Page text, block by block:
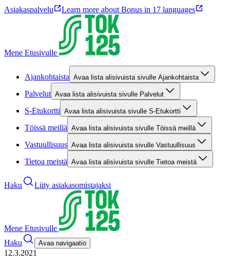
Asiakaspalvelu Learn more about Bonus in 17 languages
Mene Etusivulle
Ajankohtaista Avaa lista alisivuista sivulle Ajankohtaista
Palvelut Avaa lista alisivuista sivulle Palvelut
S-Etukortti Avaa lista alisivuista sivulle S-Etukortti
Töissä meillä Avaa lista alisivuista sivulle Töissä meillä
Vastuullisuus Avaa lista alisivuista sivulle Vastuullisuus
Tietoa meistä Avaa lista alisivuista sivulle Tietoa meistä
Haku Liity asiakasomistajaksi
Mene Etusivulle
Haku
Avaa navigaatio
12.3.2021